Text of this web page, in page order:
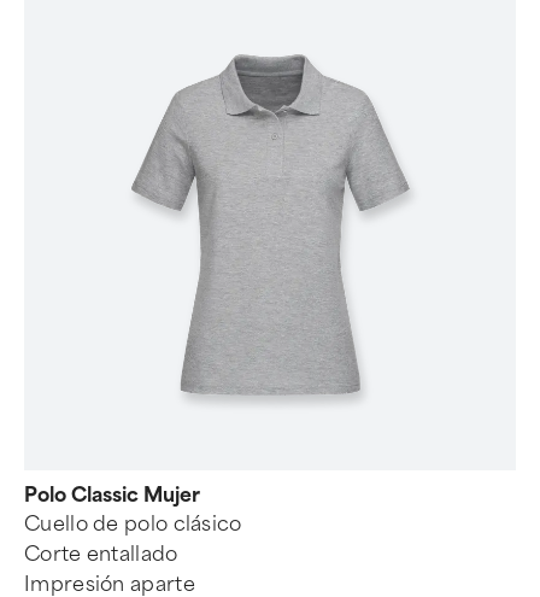
Polo Classic Mujer
Cuello de polo clásico
Corte entallado
Impresión aparte